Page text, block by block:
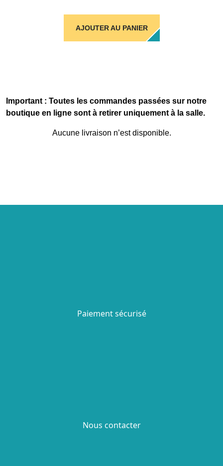
AJOUTER AU PANIER
Important : Toutes les commandes passées sur notre
boutique en ligne sont à retirer uniquement à la salle.
Aucune livraison n’est disponible.
Paiement sécurisé
Nous contacter